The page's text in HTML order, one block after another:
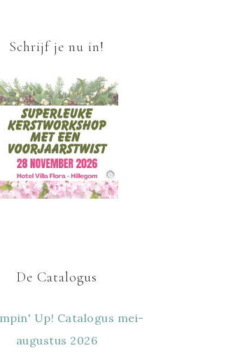
Schrijf je nu in!
De Catalogus